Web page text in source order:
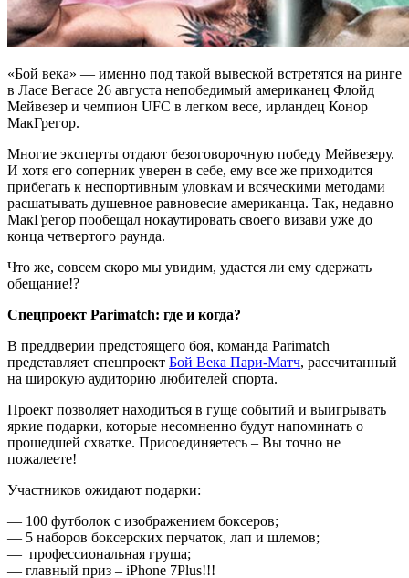
«Бой века» — именно под такой вывеской встретятся на ринге
в Ласе Вегасе 26 августа непобедимый американец Флойд
Мейвезер и чемпион UFC в легком весе, ирландец Конор
МакГрегор.
Многие эксперты отдают безоговорочную победу Мейвезеру.
И хотя его соперник уверен в себе, ему все же приходится
прибегать к неспортивным уловкам и всяческими методами
расшатывать душевное равновесие американца. Так, недавно
МакГрегор пообещал нокаутировать своего визави уже до
конца четвертого раунда.
Что же, совсем скоро мы увидим, удастся ли ему сдержать
обещание!?
Спецпроект Parimatch: где и когда?
В преддверии предстоящего боя, команда Parimatch
представляет спецпроект Бой Века Пари-Матч, рассчитанный
на широкую аудиторию любителей спорта.
Проект позволяет находиться в гуще событий и выигрывать
яркие подарки, которые несомненно будут напоминать о
прошедшей схватке. Присоединяетесь – Вы точно не
пожалеете!
Участников ожидают подарки:
— 100 футболок с изображением боксеров;
— 5 наборов боксерских перчаток, лап и шлемов;
— профессиональная груша;
— главный приз – іРhone 7Plus!!!